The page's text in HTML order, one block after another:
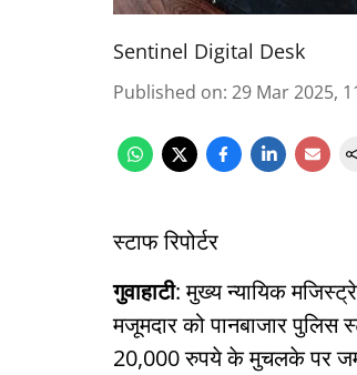
Sentinel Digital Desk
Published on: 29 Mar 2025,
स्टाफ रिपोर्टर
गुवाहाटी: मुख्य न्यायिक
मजूमदार को पानबाजार
20,000 रुपये के मुचलके पर